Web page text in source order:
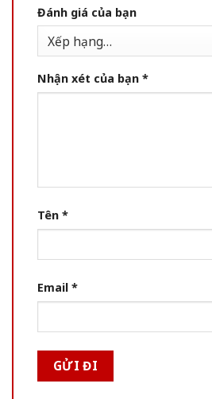
Đánh giá của bạn
Nhận xét của bạn *
Tên *
Email *